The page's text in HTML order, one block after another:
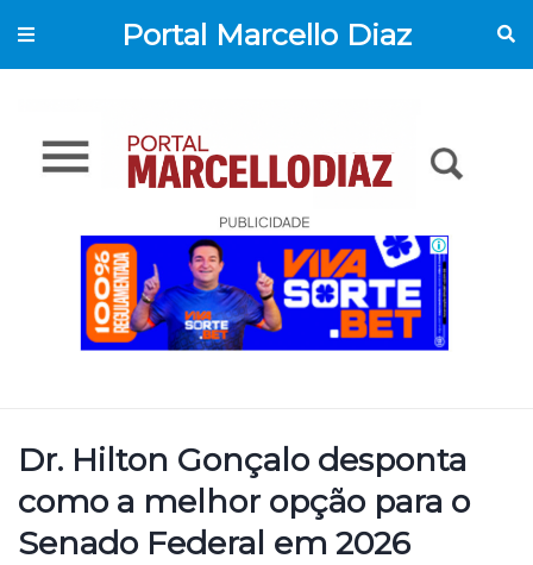
Portal Marcello Diaz
Dr. Hilton Gonçalo desponta
como a melhor opção para o
Senado Federal em 2026